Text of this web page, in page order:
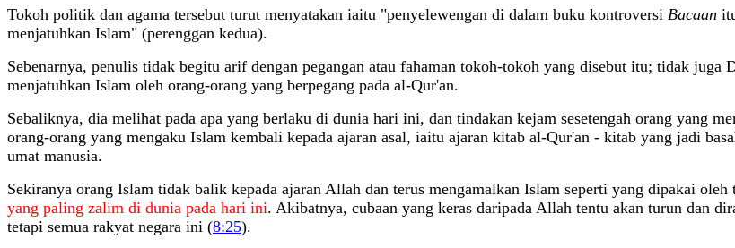
Tokoh politik dan agama tersebut turut menyatakan iaitu "penyelewengan di dalam buku kontroversi Bacaan
menjatuhkan Islam" (perenggan kedua).
Sebenarnya, penulis tidak begitu arif dengan pegangan atau fahaman tokoh-tokoh yang disebut itu; tidak juga
menjatuhkan Islam oleh orang-orang yang berpegang pada al-Qur'an.
Sebaliknya, dia melihat pada apa yang berlaku di dunia hari ini, dan tindakan kejam sesetengah orang yang
orang-orang yang mengaku Islam kembali kepada ajaran asal, iaitu ajaran kitab al-Qur'an - kitab yang jadi
umat manusia.
Sekiranya orang Islam tidak balik kepada ajaran Allah dan terus mengamalkan Islam seperti yang dipakai
yang paling zalim di dunia pada hari ini. Akibatnya, cubaan yang keras daripada Allah tentu akan turun dan
tetapi semua rakyat negara ini (8:25).